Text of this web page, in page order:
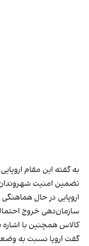
به گفته این مقام
تضمین امنیت
اروپایی در حال
سازمان‌دهی خروج
کالاس همچنین با
گفت اروپا نسبت به